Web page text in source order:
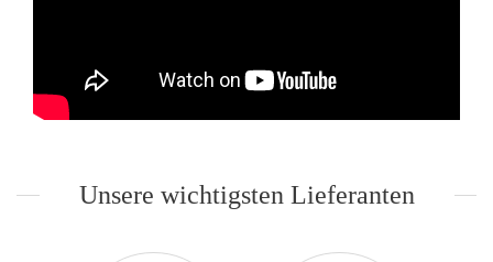
Unsere wichtigsten Lieferanten